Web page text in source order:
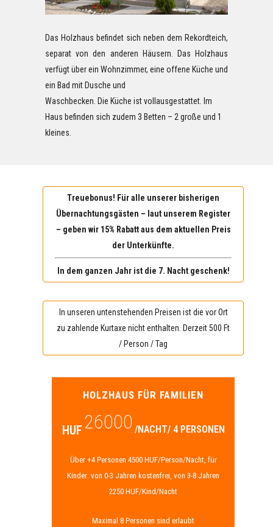
Das Holzhaus befindet sich neben dem Rekordteich,
separat von den anderen Häusern. Das Holzhaus
verfügt über ein Wohnzimmer, eine offene Küche und
ein Bad mit Dusche und
Waschbecken. Die Küche ist vollausgestattet. Im
Haus befinden sich zudem 3 Betten – 2 große und 1
kleines.
Treuebonus! Für alle unserer bisherigen
Übernachtungsgästen – laut unserem Register
– geben wir 15% Rabatt aus dem aktuellen Preis
der Unterkünfte.
In dem ganzen Jahr ist die 7. Nacht geschenk!
In unseren untenstehenden Preisen ist die vor Ort
zu zahlende Kurtaxe nicht enthalten. Derzeit 500 Ft
/ Person / Tag
HOLZHAUS FÜR FAMILIEN
HUF 26000 /NACHT/ 4 PERSONEN
Über +4 Personen 4500 HUF/Person/Nacht, für
Kinder: von 0-3 Jahren kostenfrei, von 3-8 Jahren
2250 HUF/Kind/Nacht
Maximal 8 Personen sind erlaubt